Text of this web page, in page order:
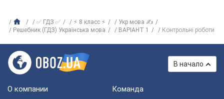
✅ ГДЗ ✅ ⚡ 8 класс ⚡
Укр мова ✍
Решебник (ГДЗ) Українська мова
ВАРІАНТ 1 Контрольні роботи
В начало
О компании Команда